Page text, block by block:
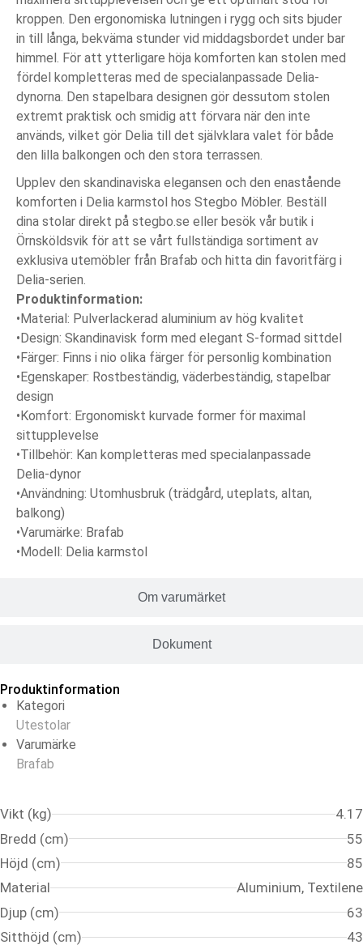
Om varumärket
Dokument
kroppen. Den ergonomiska lutningen i rygg och sits bjuder
in till långa, bekväma stunder vid middagsbordet under bar
himmel. För att ytterligare höja komforten kan stolen med
fördel kompletteras med de specialanpassade Delia-
dynorna. Den stapelbara designen gör dessutom stolen
extremt praktisk och smidig att förvara när den inte
används, vilket gör Delia till det självklara valet för både
den lilla balkongen och den stora terrassen.
Upplev den skandinaviska elegansen och den enastående
komforten i Delia karmstol hos Stegbo Möbler. Beställ
dina stolar direkt på stegbo.se eller besök vår butik i
Örnsköldsvik för att se vårt fullständiga sortiment av
exklusiva utemöbler från Brafab och hitta din favoritfärg i
Delia-serien.
Produktinformation:
•Material: Pulverlackerad aluminium av hög kvalitet
•Design: Skandinavisk form med elegant S-formad sittdel
•Färger: Finns i nio olika färger för personlig kombination
•Egenskaper: Rostbeständig, väderbeständig, stapelbar
design
•Komfort: Ergonomiskt kurvade former för maximal
sittupplevelse
•Tillbehör: Kan kompletteras med specialanpassade
Delia-dynor
•Användning: Utomhusbruk (trädgård, uteplats, altan,
balkong)
•Varumärke: Brafab
•Modell: Delia karmstol
Produktinformation
Kategori
Utestolar
Varumärke
Brafab
Vikt (kg)
4.17
Bredd (cm)
55
Höjd (cm)
85
Material
Aluminium, Textilene
Djup (cm)
63
Sitthöjd (cm)
43